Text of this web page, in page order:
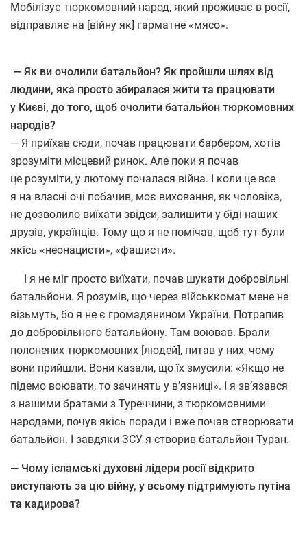
Мобілізує тюркомовний народ, який проживає в росії,
відправляє на [війну як] гарматне «мясо».
— Як ви очолили батальйон? Як пройшли шлях від
людини, яка просто збиралася жити та працювати
у Києві, до того, щоб очолити батальйон тюркомовних
народів?
— Я приїхав сюди, почав працювати барбером, хотів
зрозуміти місцевий ринок. Але поки я почав
це розуміти, у лютому почалася війна. І коли це все
я на власні очі побачив, моє виховання, як чоловіка,
не дозволило виїхати звідси, залишити у біді наших
друзів, українців. Тому що я не помічав, щоб тут були
якісь «неонацисти», «фашисти».
І я не міг просто виїхати, почав шукати добровільні
батальйони. Я розумів, що через військкомат мене не
візьмуть, бо я не є громадянином України. Потрапив
до добровільного батальйону. Там воював. Брали
полонених тюркомовних [людей], питав у них, чому
вони прийшли. Вони казали, що їх змусили: «Якщо не
підемо воювати, то зачинять у в’язниці». І я зв’язався
з нашими братами з Туреччини, з тюркомовними
народами, почув якісь поради і вже почав створювати
батальйон. І завдяки ЗСУ я створив батальйон Туран.
— Чому ісламські духовні лідери росії відкрито
виступають за цю війну, у всьому підтримують путіна
та кадирова?